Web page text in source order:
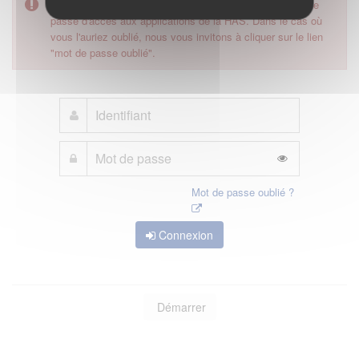
Pour accéder à ce formulaire, merci d'utiliser votre mot de
passe d'accès aux applications de la HAS. Dans le cas où
vous l'auriez oublié, nous vous invitons à cliquer sur le lien
"mot de passe oublié".
Mot de passe oublié ?
Connexion
Démarrer